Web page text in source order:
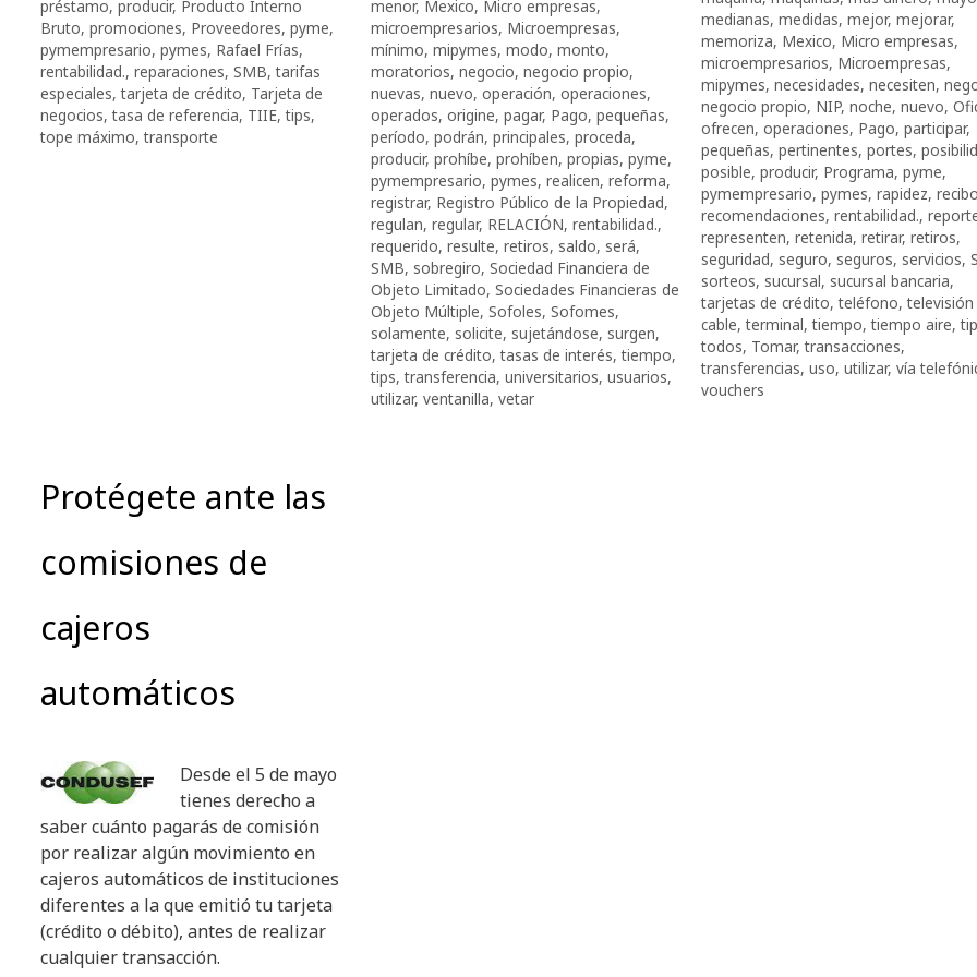
préstamo, producir, Producto Interno
Bruto, promociones, Proveedores, pyme,
pymempresario, pymes, Rafael Frías,
rentabilidad., reparaciones, SMB,tarifas
especiales,tarjeta de crédito, Tarjeta de
negocios,tasa de referencia, TIIE,tips,
tope máximo,transporte
menor, Mexico, Micro empresas,
microempresarios, Microempresas,
mínimo, mipymes, modo, monto,
moratorios, negocio, negocio propio,
nuevas, nuevo, operación, operaciones,
operados, origine, pagar, Pago, pequeñas,
período, podrán, principales, proceda,
producir, prohíbe, prohíben, propias, pyme,
pymempresario, pymes, realicen, reforma,
registrar, Registro Público de la Propiedad,
regulan, regular, RELACIÓN, rentabilidad.,
requerido, resulte, retiros, saldo, será,
SMB, sobregiro, Sociedad Financiera de
Objeto Limitado, Sociedades Financieras de
Objeto Múltiple, Sofoles, Sofomes,
solamente, solicite, sujetándose, surgen,
tarjeta de crédito,tasas de interés,tiempo,
tips,transferencia, universitarios, usuarios,
utilizar, ventanilla, vetar
medianas, medidas, mejor, mejorar,
memoriza, Mexico, Micro empresas,
microempresarios, Microempresas,
mipymes, necesidades, necesiten,
negocio propio, NIP, noche, nuevo,
ofrecen, operaciones, Pago, participar,
pequeñas, pertinentes, portes,
posible, producir, Programa, pyme,
pymempresario, pymes, rapidez,
recomendaciones, rentabilidad.,
representen, retenida, retirar, retiros,
seguridad, seguro, seguros, servicios,
sorteos, sucursal, sucursal bancaria,
tarjetas de crédito,teléfono,
cable,terminal,tiempo,tiempo aire,
todos, Tomar,transacciones,
transferencias, uso, utilizar, vía
vouchers
Protégete ante las
comisiones de
cajeros
automáticos
Desde el 5 de mayo
tienes derecho a
saber cuánto pagarás de comisión
por realizar algún movimiento en
cajeros automáticos de instituciones
diferentes a la que emitió tu tarjeta
(crédito o débito), antes de realizar
cualquier transacción.